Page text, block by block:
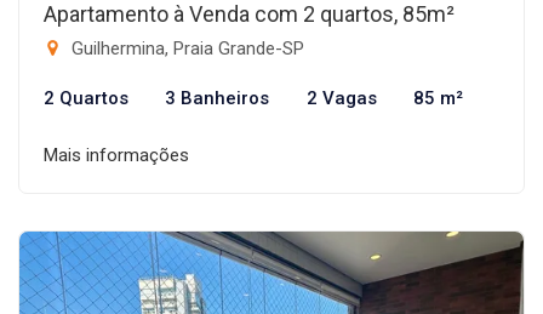
Apartamento à Venda com 2 quartos, 85m²
Guilhermina, Praia Grande-SP
2 Quartos 3 Banheiros 2 Vagas 85 m²
Mais informações